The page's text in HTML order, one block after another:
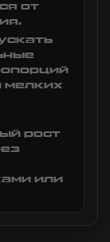
от
мелких
рост
или